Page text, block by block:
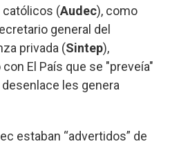
católicos (Audec), como
general del
privada (Sintep),
El País que se "preveía"
les genera
estaban “advertidos” de